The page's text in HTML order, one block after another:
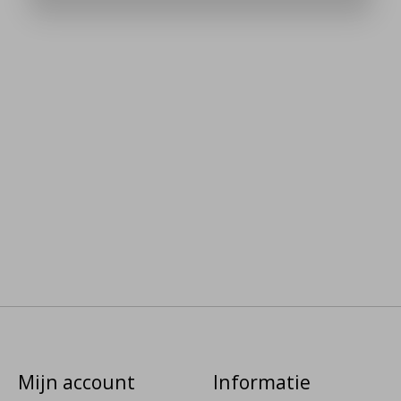
Mijn account Informatie